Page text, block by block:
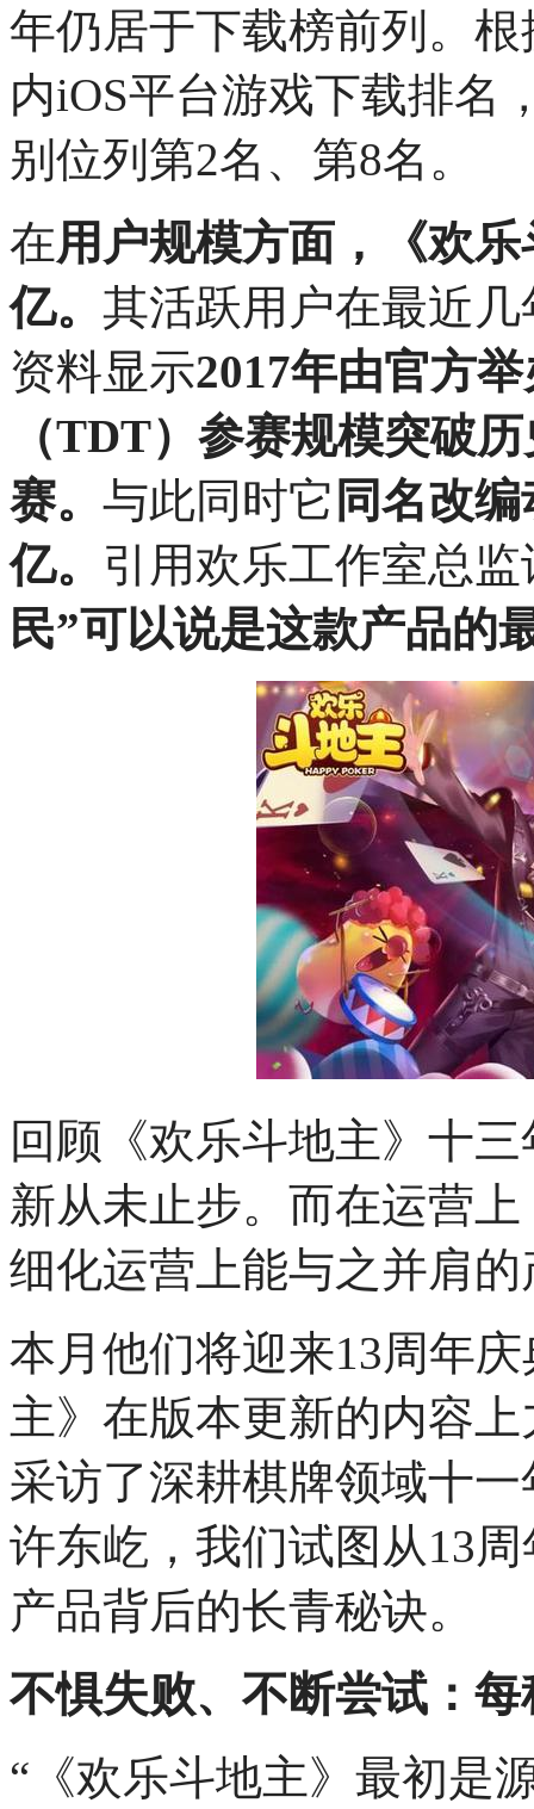
年仍居于下载榜前列。
内iOS平台游戏下载排名
别位列第2名、第8名。
在用户规模方面，《欢
亿。 其活跃用户在最近
资料显示2017年由官方
（TDT）参赛规模突破
赛。 与此同时它 同名改
亿。 引用欢乐工作室总
民”可以说是这款产品的
回顾《欢乐斗地主》十
新从未止步。而在运营
细化运营上能与之并肩
本月他们将迎来13周年
主》在版本更新的内容
采访了深耕棋牌领域十
许东屹，我们试图从13
产品背后的长青秘诀。
不惧失败、不断尝试：
“《欢乐斗地主》最初是